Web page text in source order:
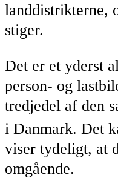
landdistrikterne,
stiger.
Det er et yderst
person- og
tredjedel af den
i Danmark. Det
viser tydeligt, at
omgående.